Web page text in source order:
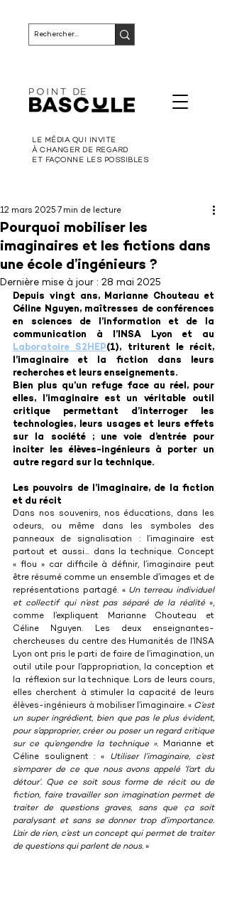
LE MÉDIA QUI INVITE
À CHANGER DE REGARD
ET FAÇONNE LES POSSIBLES
Pourquoi mobiliser les
imaginaires et les fictions dans
une école d’ingénieurs ?
12 mars 2025 7 min de lecture
Dernière mise à jour : 28 mai 2025
Depuis vingt ans, Marianne Chouteau et
Céline Nguyen, maîtresses de conférences
en sciences de l’information et de la
Laboratoire S2HEP(1), triturent le récit,
l’imaginaire et la fiction dans leurs
recherches et leurs enseignements.
Bien plus qu’un refuge face au réel, pour
elles, l’imaginaire est un véritable outil
critique permettant d’interroger les
technologies, leurs usages et leurs effets
sur la société ; une voie d’entrée pour
inciter les élèves-ingénieurs à porter un
autre regard sur la technique.
Les pouvoirs de l’imaginaire, de la fiction
et du récit
Dans nos souvenirs, nos éducations, dans les
odeurs, ou même dans les symboles des
panneaux de signalisation : l’imaginaire est
partout et aussi… dans la technique. Concept
« flou » car difficile à définir, l’imaginaire peut
être résumé comme un ensemble d’images et de
représentations partagé. « Un terreau individuel
et collectif qui n’est pas séparé de la réalité »,
comme l’expliquent Marianne Chouteau et
Céline Nguyen. Les deux enseignantes-
chercheuses du centre des Humanités de l’INSA
Lyon ont pris le parti de faire de l’imagination, un
outil utile pour l’appropriation, la conception et
la  réflexion sur la technique. Lors de leurs cours,
elles cherchent à stimuler la capacité de leurs
élèves-ingénieurs à mobiliser l’imaginaire. « C’est
un super ingrédient, bien que pas le plus évident,
pour s’approprier, créer ou poser un regard critique
sur ce qu’engendre la technique ».
Marianne et
Céline soulignent : «
Utiliser l’imaginaire, c’est
s’emparer de ce que nous avons appelé ‘l’art du
détour’. Que ce soit sous forme de récit ou de
fiction, faire travailler son imagination permet de
traiter de questions graves, sans que ça soit
paralysant et sans se donner trop d’importance.
L’air de rien, c’est un concept qui permet de traiter
de questions qui parlent de nous. »